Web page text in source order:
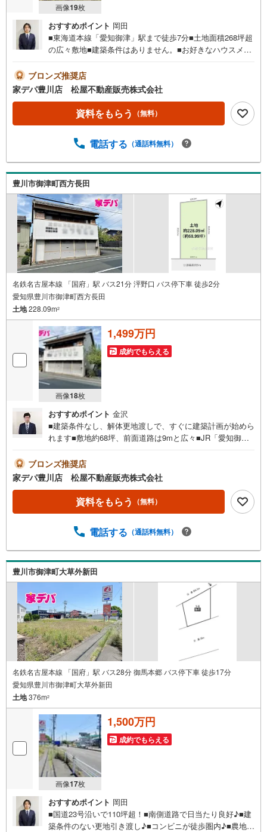
画像19枚
おすすめポイント 岡田
■東海道本線「愛知御津」駅まで徒歩7分■土地面積268坪超
の広々敷地■建築条件はありません。■お好きなハウスメー
メーション ・御津南部小学校 徒歩12分 ・御津中学
校 徒歩5分 ・みと保育園 徒歩10分●家デパ 松屋不動
産販売 のつよみ●・豊橋市・豊川市・知立市・浜松市の4店
舗営業中！三河エリア・遠州エリアの物件ならおまかせく
ださい。新築戸建、中古戸建、中古マンション、土地をお
リフォーム実績多数！中古物件をご購入の際、約70％とい
す。・キッズスペース用意しております。ぜひご家族そろ
ってご来場ください。・営業時間 午前9時00分～午後6時30
分 （定休日:水曜日）この時間帯はお電話でのお問い合わせ
がスムーズにご案内できます。右下の電話ボタンをタッ
チ！もしくはお気軽にお電話ください。
ブロンズ推奨店
家デパ豊川店 松屋不動産販売株式会社
資料をもらう （無料）
電話する （通話料無料）
豊川市御津町西方長田
名鉄名古屋本線 「国府」駅 バス21分 泙野口 バス停下車 徒歩2分
愛知県豊川市御津町西方長田
土地228.09m2
画像18枚
1,499万円
成約でもらえる
おすすめポイント 金沢
■建築条件なし、解体更地渡しで、すぐに建築計画が始めら
れます■敷地約68坪、前面道路は9mと広々■JR「愛知御
く、車での移動も便利です・確定測量実施●家デパ 松屋不
動産販売 のつよみ●・豊橋市・豊川市・知立市・浜松市の4
店舗営業中！三河エリア・遠州エリアの物件ならおまかせ
ください。新築戸建、中古戸建、中古マンション、土地を
お客様のご希望に合わせてご提案いたします！・中古物件
いう多くの方々がリフォームを行っています。新築購入よ
ってご来場ください。・営業時間 午前9時00分～午後6時30
分 （定休日:水曜日）この時間帯はお電話でのお問い合わせ
がスムーズにご案内できます。右下の電話ボタンをタッ
チ！もしくはお気軽にお電話ください。
ブロンズ推奨店
家デパ豊川店 松屋不動産販売株式会社
資料をもらう （無料）
電話する （通話料無料）
豊川市御津町大草外新田
名鉄名古屋本線 「国府」駅 バス28分 御馬本郷 バス停下車 徒歩17分
愛知県豊川市御津町大草外新田
土地376m2
画像17枚
1,500万円
成約でもらえる
おすすめポイント 岡田
■国道23号沿いで110坪超！■南側道路で日当たり良好♪■建
築条件のない更地引き渡し♪■コンビニが徒歩圏内♪■農地転